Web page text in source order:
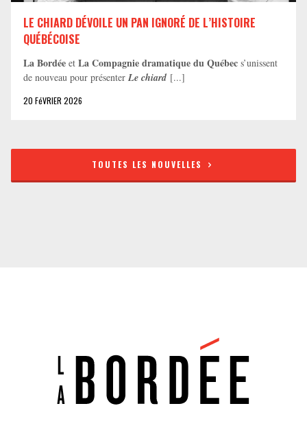
LE CHIARD DÉVOILE UN PAN IGNORÉ DE L’HISTOIRE
QUÉBÉCOISE
La Bordée et La Compagnie dramatique du Québec s’unissent
de nouveau pour présenter Le chiard [...]
20 FéVRIER 2026
TOUTES LES NOUVELLES